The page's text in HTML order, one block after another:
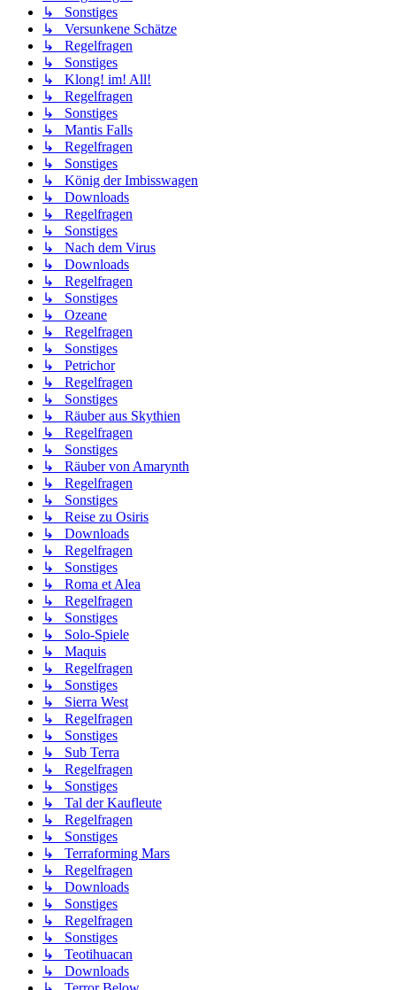
↳ Sonstiges
↳ Versunkene Schätze
↳ Regelfragen
↳ Sonstiges
↳ Klong! im! All!
↳ Regelfragen
↳ Sonstiges
↳ Mantis Falls
↳ Regelfragen
↳ Sonstiges
↳ König der Imbisswagen
↳ Downloads
↳ Regelfragen
↳ Sonstiges
↳ Nach dem Virus
↳ Downloads
↳ Regelfragen
↳ Sonstiges
↳ Ozeane
↳ Regelfragen
↳ Sonstiges
↳ Petrichor
↳ Regelfragen
↳ Sonstiges
↳ Räuber aus Skythien
↳ Regelfragen
↳ Sonstiges
↳ Räuber von Amarynth
↳ Regelfragen
↳ Sonstiges
↳ Reise zu Osiris
↳ Downloads
↳ Regelfragen
↳ Sonstiges
↳ Roma et Alea
↳ Regelfragen
↳ Sonstiges
↳ Solo-Spiele
↳ Maquis
↳ Regelfragen
↳ Sonstiges
↳ Sierra West
↳ Regelfragen
↳ Sonstiges
↳ Sub Terra
↳ Regelfragen
↳ Sonstiges
↳ Tal der Kaufleute
↳ Regelfragen
↳ Sonstiges
↳ Terraforming Mars
↳ Regelfragen
↳ Downloads
↳ Sonstiges
↳ Regelfragen
↳ Sonstiges
↳ Teotihuacan
↳ Downloads